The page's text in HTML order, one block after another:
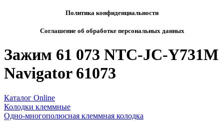
Политика конфиденциальности
Соглашение об обработке персональных данных
Зажим 61 073 NTC-JC-Y731M
Navigator 61073
Каталог Online
Колодки клеммные
Одно-многополюсная клеммная колодка